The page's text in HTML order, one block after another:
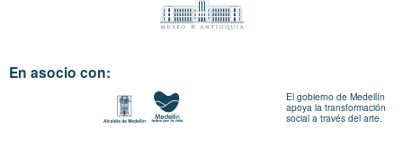
En asocio con:
El gobierno de Medellín
apoya la transformación
social a través del arte.